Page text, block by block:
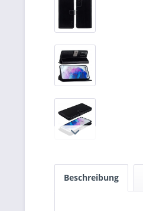
Beschreibung